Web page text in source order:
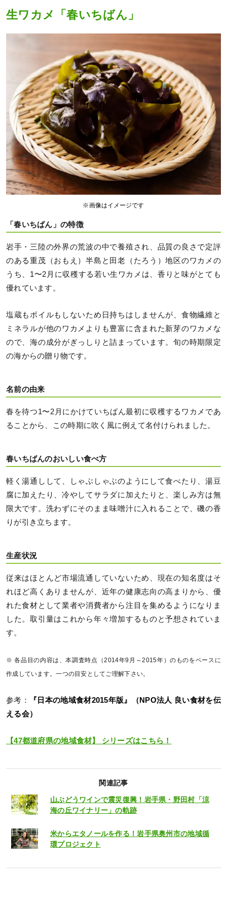
生ワカメ「春いちばん」
※画像はイメージです
「春いちばん」の特徴
岩手・三陸の外界の荒波の中で養殖され、品質の良さで定評
のある重茂（おもえ）半島と田老（たろう）地区のワカメの
うち、1〜2月に収穫する若い生ワカメは、香りと味がとても
優れています。
塩蔵もボイルもしないため日持ちはしませんが、食物繊維と
ミネラルが他のワカメよりも豊富に含まれた新芽のワカメな
ので、海の成分がぎっしりと詰まっています。旬の時期限定
の海からの贈り物です。
名前の由来
春を待つ1〜2月にかけていちばん最初に収穫するワカメであ
ることから、この時期に吹く風に例えて名付けられました。
春いちばんのおいしい食べ方
軽く湯通しして、しゃぶしゃぶのようにして食べたり、湯豆
腐に加えたり、冷やしてサラダに加えたりと、楽しみ方は無
限大です。洗わずにそのまま味噌汁に入れることで、磯の香
りが引き立ちます。
生産状況
従来はほとんど市場流通していないため、現在の知名度はそ
れほど高くありませんが、近年の健康志向の高まりから、優
れた食材として業者や消費者から注目を集めるようになりま
した。取引量はこれから年々増加するものと予想されていま
す。
※ 各品目の内容は、本調査時点（2014年9月～2015年）のものをベースに
作成しています。一つの目安としてご理解下さい。
参考：
『日本の地域食材2015年版』（NPO法人 良い食材を伝
える会）
【47都道府県の地域食材】 シリーズはこちら！
関連記事
山ぶどうワインで震災復興！岩手県・野田村「涼
海の丘ワイナリー」の軌跡
米からエタノールを作る！岩手県奥州市の地域循
環プロジェクト